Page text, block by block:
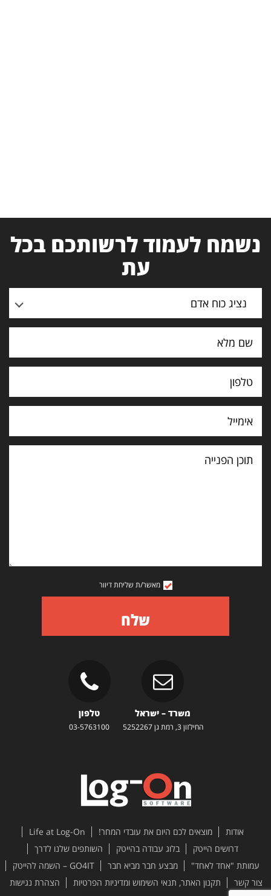
נשמח לעמוד לרשותכם בכל
עת
נציג כוח אדם
תוכן
הפנייה
מאשר/ת שליחת דיוור
שלח
משרד – ישראל
החילזון 3, רמת גן 5252267
טלפון
03-5763100
אודות מוצאים לכם היום את עובדי המחר!
Life at Log-On
דרושים הייטק
בלוג עבודה בהייטק
השותפים שלנו לדרך
עמותת "אחד לאחד"
מבצע חבר מביא חבר
GO4IT – השמה להייטק
צור קשר
תקנון האתר, תנאי השימוש ומדיניות הפרטיות הצהרת נגישות